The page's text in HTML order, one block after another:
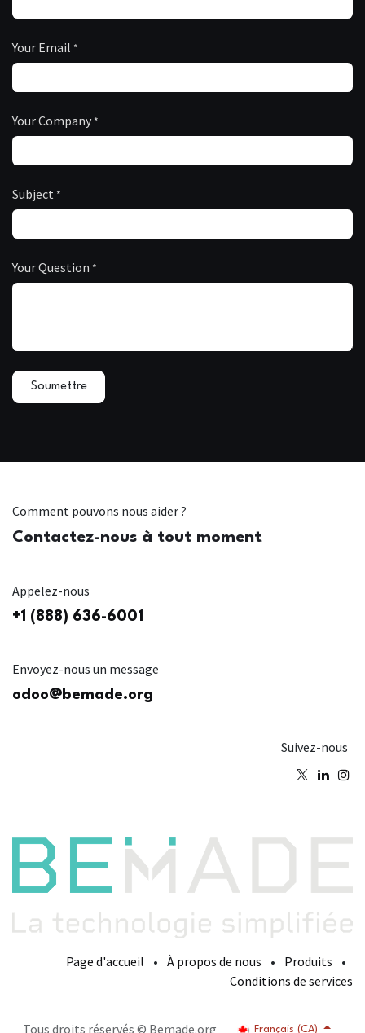
Your Email *
Your Company *
Subject *
Your Question *
Soumettre
Comment pouvons nous aider ?
Contactez-nous à tout moment
Appelez-nous
+1 (888) 636-6001
Envoyez-nous un message
odoo@bemade.org
Suivez-nous
Page d'accueil • À propos de nous • Produits
•
Conditions de services
Tous droits réservés © Bemade.org Français (CA)